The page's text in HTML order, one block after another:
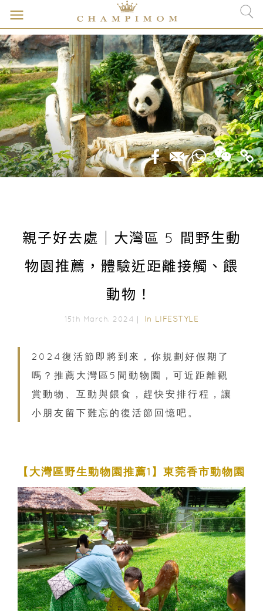
親子好去處｜大灣區 5 間野生動
物園推薦，體驗近距離接觸、餵
動物！
15th March, 2024｜ In LIFESTYLE
2024復活節即將到來，你規劃好假期了
嗎？推薦大灣區5間動物園，可近距離觀
賞動物、互動與餵食，趕快安排行程，讓
小朋友留下難忘的復活節回憶吧。
【大灣區野生動物園推薦1】東莞香市動物園